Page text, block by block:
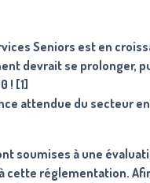
Seniors est en
devrait se prolonger,
! [1]
attendue du secteur
soumises à une
cette réglementation.